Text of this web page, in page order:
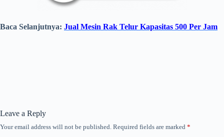
Baca Selanjutnya: Jual Mesin Rak Telur Kapasitas 500 Per Jam
Leave a Reply
Your email address will not be published. Required fields are marked *